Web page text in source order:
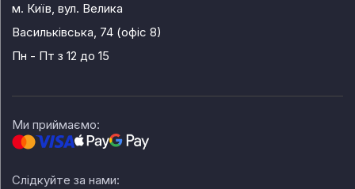
м. Київ, вул. Велика
Васильківська, 74 (офіс 8)
Пн - Пт з 12 до 15
Ми приймаємо:
Слідкуйте за нами: